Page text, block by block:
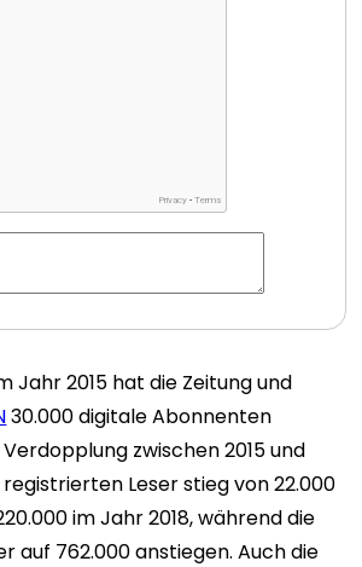
Jahr 2015 hat die Zeitung und
30.000 digitale Abonnenten
zwischen 2015 und
registrierten Leser stieg von 22.000
im Jahr 2018, während die
auf 762.000 anstiegen. Auch die